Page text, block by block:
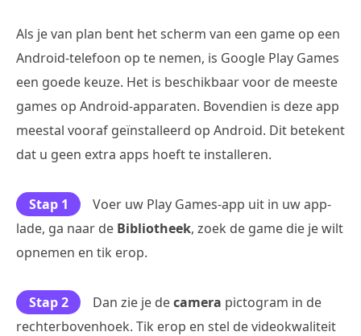
Als je van plan bent het scherm van een game op een
Android-telefoon op te nemen, is Google Play Games
een goede keuze. Het is beschikbaar voor de meeste
games op Android-apparaten. Bovendien is deze app
meestal vooraf geïnstalleerd op Android. Dit betekent
dat u geen extra apps hoeft te installeren.
Stap 1
Voer uw Play Games-app uit in uw app-
lade, ga naar de Bibliotheek, zoek de game die je wilt
opnemen en tik erop.
Stap 2 Dan zie je decamera pictogram in de
rechterbovenhoek. Tik erop en stel de videokwaliteit